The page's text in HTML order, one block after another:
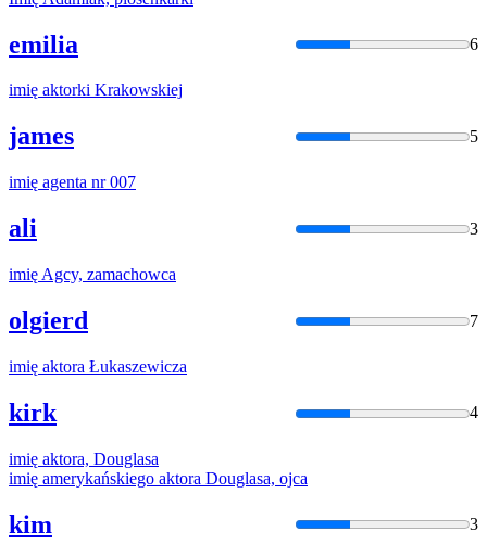
emilia 6
imię aktorki Krakowskiej
james 5
imię agenta nr 007
ali 3
imię Agcy, zamachowca
olgierd 7
imię aktora Łukaszewicza
kirk 4
imię aktora, Douglasa
imię amerykańskiego aktora Douglasa, ojca
kim 3